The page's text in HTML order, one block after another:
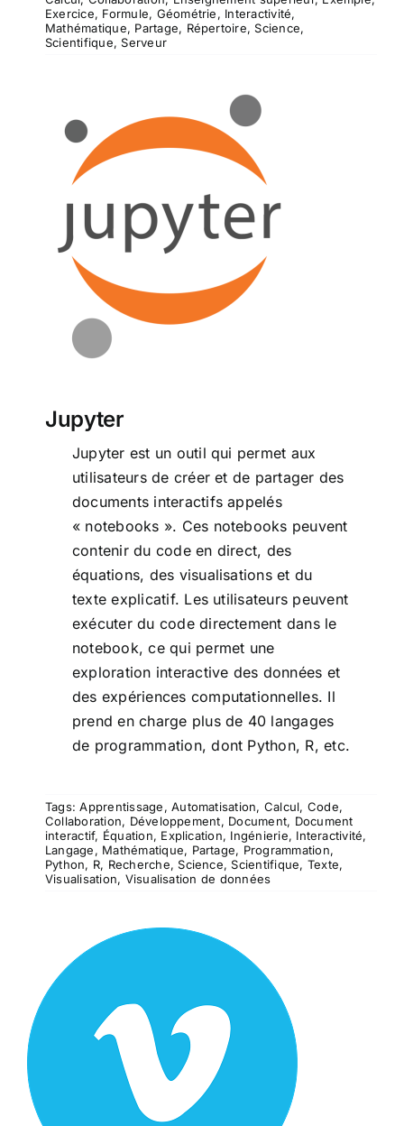
Exercice, Formule, Géométrie, Interactivité,
Mathématique, Partage, Répertoire,Science,
Scientifique,Serveur
Jupyter
Jupyter
Jupyter est un outil qui permet aux
utilisateurs de créer et de partager des
documents interactifs appelés
« notebooks ». Ces notebooks peuvent
contenir du code en direct, des
équations, des visualisations et du
texte explicatif. Les utilisateurs peuvent
exécuter du code directement dans le
notebook, ce qui permet une
exploration interactive des données et
des expériences computationnelles. Il
prend en charge plus de 40 langages
de programmation, dont Python, R, etc.
Tags:Apprentissage,Automatisation, Calcul, Code,
Collaboration, Développement, Document, Document
interactif, Équation, Explication, Ingénierie, Interactivité,
Langage, Mathématique, Partage, Programmation,
Python, R, Recherche,Science,Scientifique, Texte,
Visualisation, Visualisation de données
Vimeo